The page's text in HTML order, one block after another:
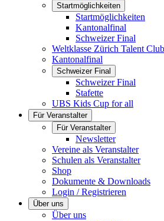
Startmöglichkeiten
Startmöglichkeiten
Kantonalfinal
Schweizer Final
Weltklasse Zürich Talent Club
Kantonalfinal
Schweizer Final
Schweizer Final
Stafette
UBS Kids Cup for all
Für Veranstalter
Für Veranstalter
Newsletter
Vereine als Veranstalter
Schulen als Veranstalter
Shop
Dokumente & Downloads
Login / Registrieren
Über uns
Über uns